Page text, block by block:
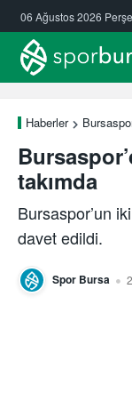
06 Ağustos 2026
Haberler
takımda
Bursaspor’un
davet edildi.
Spor Bursa